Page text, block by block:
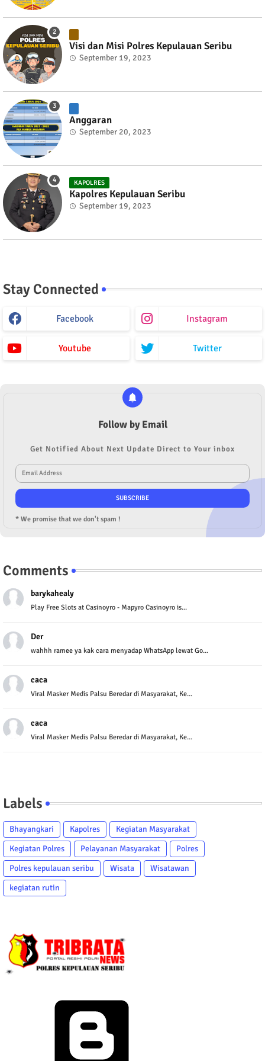
Visi dan Misi Polres Kepulauan Seribu
September 19, 2023
Anggaran
September 20, 2023
KAPOLRES
Kapolres Kepulauan Seribu
September 19, 2023
Stay Connected
Facebook Instagram
Youtube Twitter
Follow by Email
Get Notified About Next Update Direct to Your inbox
* We promise that we don't spam !
Comments
barykahealy
Play Free Slots at Casinoyro - Mapyro Casinoyro is...
Der
wahhh ramee ya kak cara menyadap WhatsApp lewat Go...
caca
Viral Masker Medis Palsu Beredar di Masyarakat, Ke...
caca
Viral Masker Medis Palsu Beredar di Masyarakat, Ke...
Labels
Bhayangkari Kapolres
Kegiatan Masyarakat
Kegiatan Polres
Pelayanan Masyarakat
Polres
Polres kepulauan seribu
Wisata
Wisatawan
kegiatan rutin